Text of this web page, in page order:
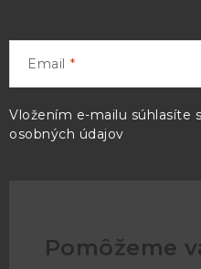
Email
Vložením e-mailu súhlasíte s
osobných údajov
Pomôžeme